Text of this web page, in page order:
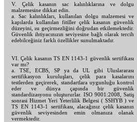
V. Çelik kasanın sac kalınlıklarına ve dolgu
malzemesine dikkat edin.
a. Sac kalınlıkları, kullanılan dolgu malzemesi ve
kapılarda kullanılan fitiller çelik kasanın güvenlik
düzeyini, ısı geçirmezliğini doğrudan etkilemektedir.
Güvenlik ihtiyacınızın seviyesine bağlı olarak tercih
edebilceğiniz farklı özellikler sunulmaktadır.
VI. Çelik kasanın TS EN 1143-1 güvenlik sertifikası
var mı?
a. TSE, ECBS, SP ya da UL gibi Uluslararası
sertifikasyon kuruluşları, çelik para kasalarını
testlerden geçirerek, standartlara uygunluğu kontrol
eder ve dünya çapında bir güvenlik
standardizasyonu oluştururlar. ISO 9001:2008, Satiş
sonrasi Hizmet Yeri Yeterlilik Belgesi ( SSHYB ) ve
TS EN 1143-1 sertifikası, alacağınız çelik kasanın
güvenlik seviyesinden emin olmanıza olanak
vermektedir.